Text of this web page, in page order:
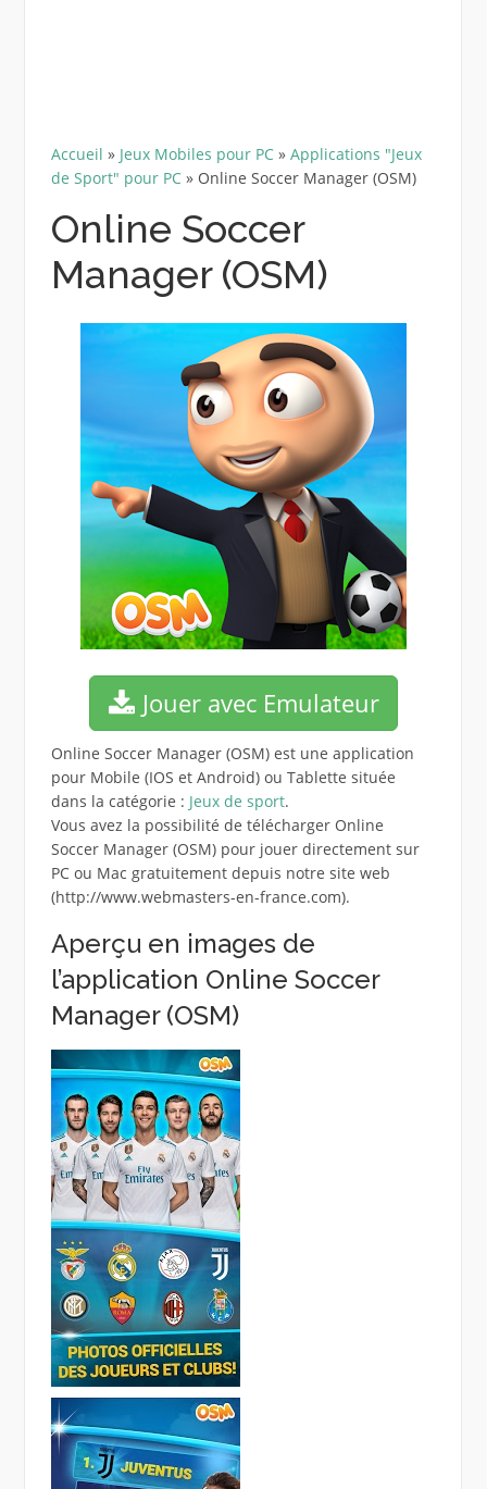
Accueil » Jeux Mobiles pour PC» Applications "Jeux
de Sport" pour PC» Online Soccer Manager (OSM)
Online Soccer
Manager (OSM)
Jouer avec Emulateur
Online Soccer Manager (OSM) est une application
pour Mobile (IOS et Android) ou Tablette située
dans la catégorie : Jeux de sport.
Vous avez la possibilité de télécharger Online
Soccer Manager (OSM) pour jouer directement sur
PC ou Mac gratuitement depuis notre site web
(http://www.webmasters-en-france.com).
Aperçu en images de
l’application Online Soccer
Manager (OSM)